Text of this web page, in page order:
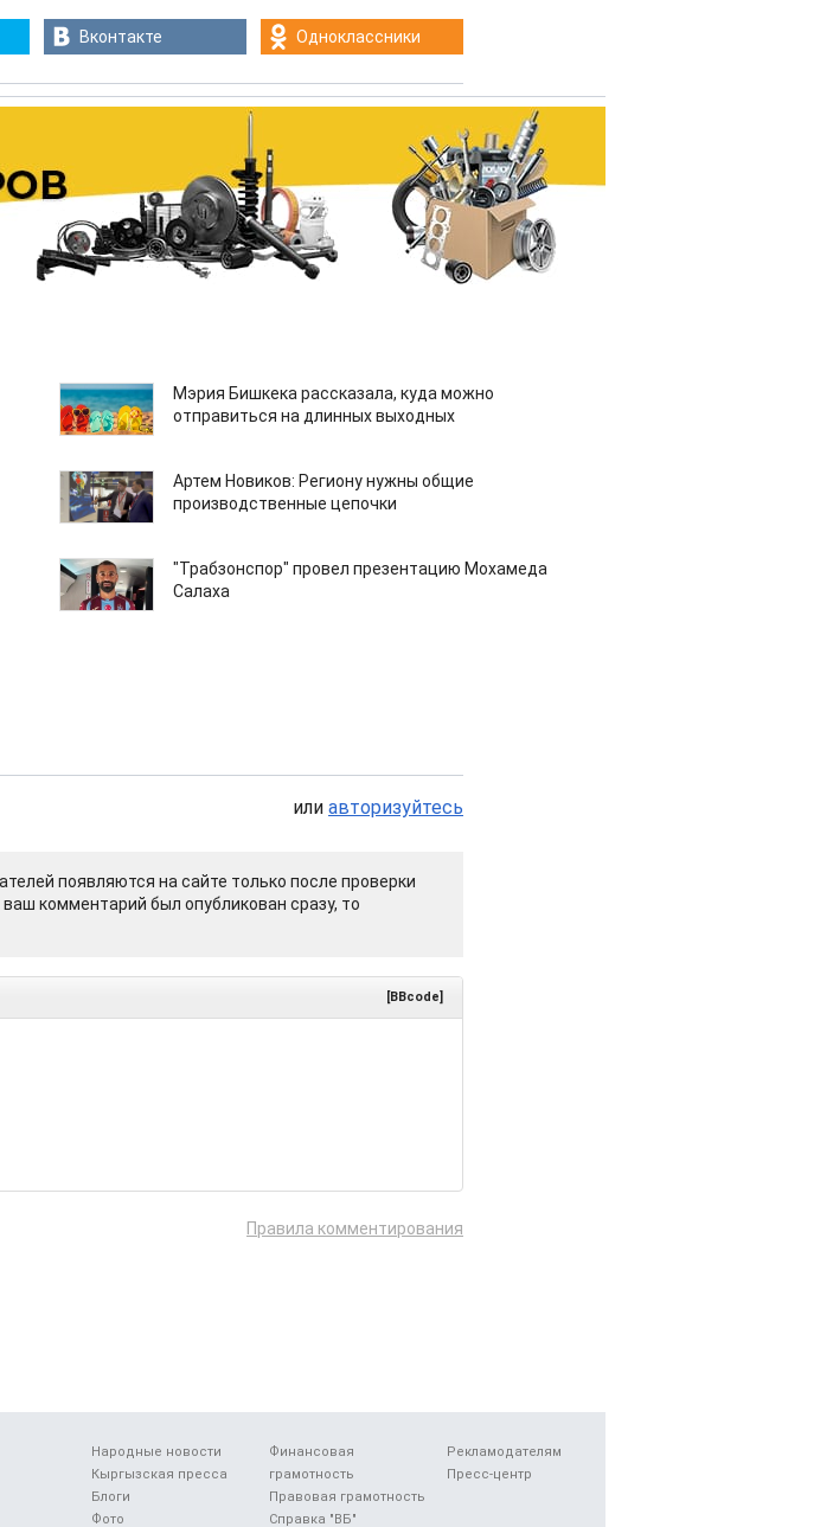
Вконтакте Одноклассники
Мэрия Бишкека рассказала, куда можно
отправиться на длинных выходных
Артем Новиков: Региону нужны общие
производственные цепочки
"Трабзонспор" провел презентацию Мохамеда
Салаха
или авторизуйтесь
появляются на сайте только после проверки
комментарий был опубликован сразу, то
[BBcode]
Правила комментирования
Народные новости
Кыргызская пресса
Блоги
Фото
Финансовая
грамотность
Правовая грамотность
Справка "ВБ"
Рекламодателям
Пресс-центр